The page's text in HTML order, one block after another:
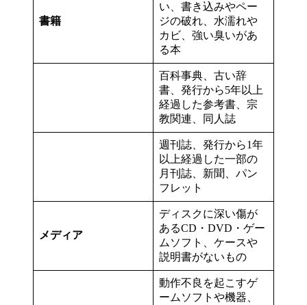
書籍
い、書き込みやペー
ジの破れ、水濡れや
カビ、強い臭いがあ
る本
百科事典、古い辞
書、発行から5年以上
経過した参考書、宗
教関連、同人誌
週刊誌、発行から1年
以上経過した一部の
月刊誌、新聞、パン
フレット
メディア
ディスクに深い傷が
あるCD・DVD・ゲー
ムソフト、ケースや
説明書がないもの
動作不良を起こすゲ
ームソフトや機器、